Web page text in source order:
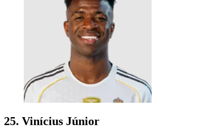
25. Vinícius Júnior